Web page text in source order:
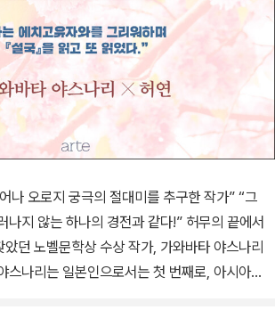
오로지 궁극의 절대미를 추구한 작가” “그
나지 않는 하나의 경전과 같다!” 허무의 끝에서
던 노벨문학상 수상 작가, 가와바타 야스나리